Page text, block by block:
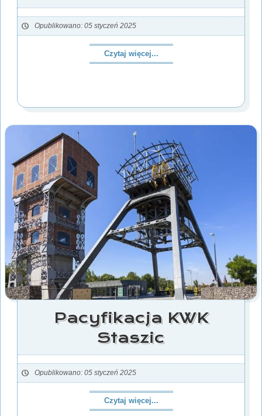
Opublikowano: 05 styczeń 2025
Czytaj więcej...
Pacyfikacja KWK
Staszic
Opublikowano: 05 styczeń 2025
Czytaj więcej...